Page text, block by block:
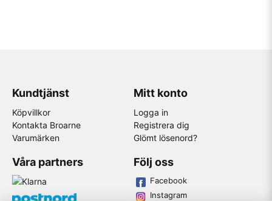
Kundtjänst
Köpvillkor
Kontakta Broarne
Varumärken
Mitt konto
Logga in
Registrera dig
Glömt lösenord?
Våra partners Följ oss
Facebook
Instagram